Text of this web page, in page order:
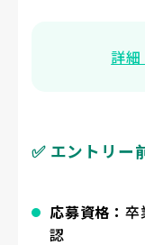
詳細
✅ エントリー
応募資格： 卒
認